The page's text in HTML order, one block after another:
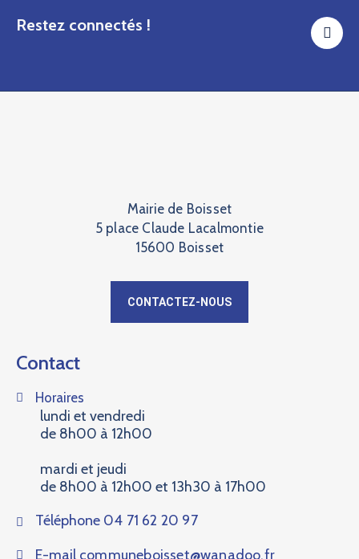
Restez connectés !
Mairie de Boisset
5 place Claude Lacalmontie
15600 Boisset
CONTACTEZ-NOUS
Contact
Horaires
lundi et vendredi
de 8h00 à 12h00
mardi et jeudi
de 8h00 à 12h00 et 13h30 à 17h00
Téléphone 04 71 62 20 97
E-mail communeboisset@wanadoo.fr